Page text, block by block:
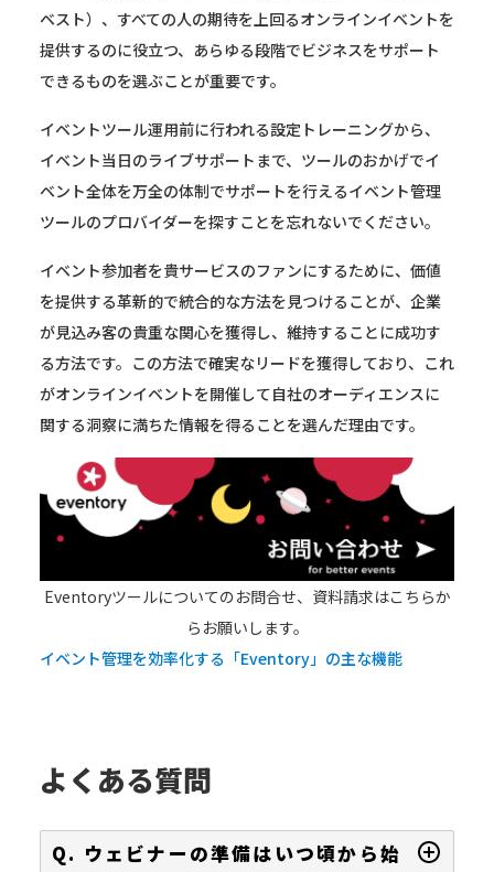
ベスト）、すべての人の期待を上回るオンラインイベントを
提供するのに役立つ、あらゆる段階でビジネスをサポート
できるものを選ぶことが重要です。
イベントツール運用前に行われる設定トレーニングから、
イベント当日のライブサポートまで、ツールのおかげでイ
ベント全体を万全の体制でサポートを行えるイベント管理
ツールのプロバイダーを探すことを忘れないでください。
イベント参加者を貴サービスのファンにするために、価値
を提供する革新的で統合的な方法を見つけることが、企業
が見込み客の貴重な関心を獲得し、維持することに成功す
る方法です。この方法で確実なリードを獲得しており、これ
がオンラインイベントを開催して自社のオーディエンスに
関する洞察に満ちた情報を得ることを選んだ理由です。
Eventoryツールについてのお問合せ、資料請求はこちらか
らお願いします。
イベント管理を効率化する「Eventory」の主な機能
よくある質問
Q. ウェビナーの準備はいつ頃から始